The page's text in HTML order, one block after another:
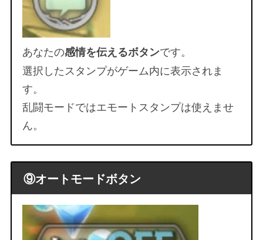
あなたの感情を伝えるボタンです。
選択したスタンプがゲーム内に表示されま
す。
乱闘モードではエモートスタンプは使えませ
ん。
⑨オートモードボタン